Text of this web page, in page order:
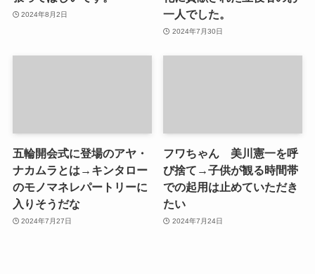
2024年8月2日
一人でした。
2024年7月30日
五輪開会式に登場のアヤ・
ナカムラとは→キンタロー
のモノマネレパートリーに
入りそうだな
2024年7月27日
フワちゃん 美川憲一を呼
び捨て→子供が観る時間帯
での起用は止めていただき
たい
2024年7月24日